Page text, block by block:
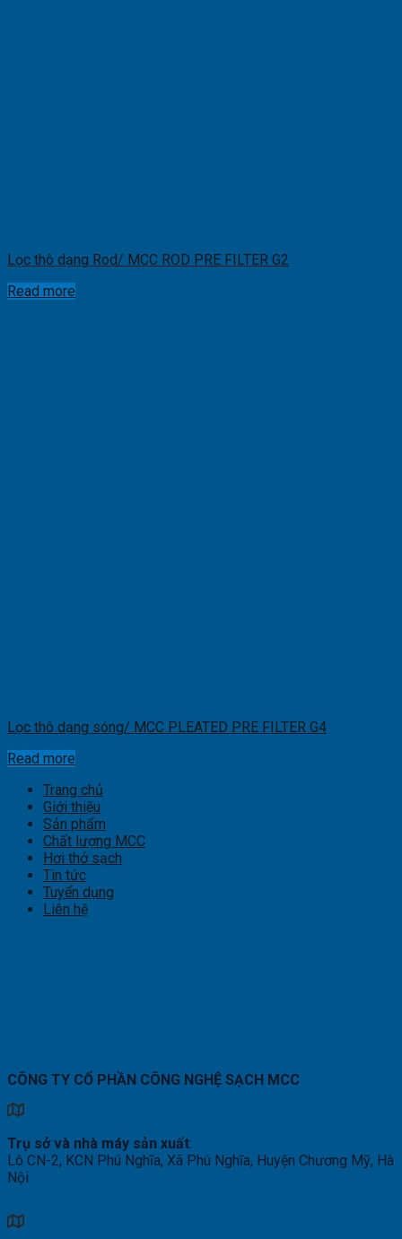
Lọc thô dạng Rod/ MCC ROD PRE FILTER G2
Read more
Lọc thô dạng sóng/ MCC PLEATED PRE FILTER G4
Read more
Trang chủ
Giới thiệu
Sản phẩm
Chất lượng MCC
Hơi thở sạch
Tin tức
Tuyển dụng
Liên hệ
CÔNG TY CỔ PHẦN CÔNG NGHỆ SẠCH MCC
Trụ sở và nhà máy sản xuất:
Lô CN-2, KCN Phú Nghĩa, Xã Phú Nghĩa, Huyện Chương Mỹ, Hà
Nội